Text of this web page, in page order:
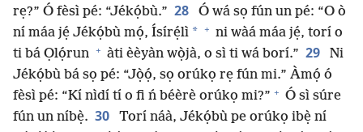
rẹ?” Ó fèsì pé: “Jékọ́bù.” 28
Ó wá sọ fún un pé: “O ò
ní máa jẹ́ Jékọ́bù mọ́, Ísírẹ́lì * + ni wàá máa jẹ́, torí o
ti bá Ọlọ́run + àti èèyàn wọ̀jà, o sì ti wá borí.” 29
Ni
Jékọ́bù bá sọ pé: “Jọ̀ọ́, sọ orúkọ rẹ fún mi.” Àmọ́ ó
fèsì pé: “Kí nìdí tí o fi ń béèrè orúkọ mi?” + Ó sì súre
fún un níbẹ̀. 30
Torí náà, Jékọ́bù pe orúkọ ibẹ̀ ní